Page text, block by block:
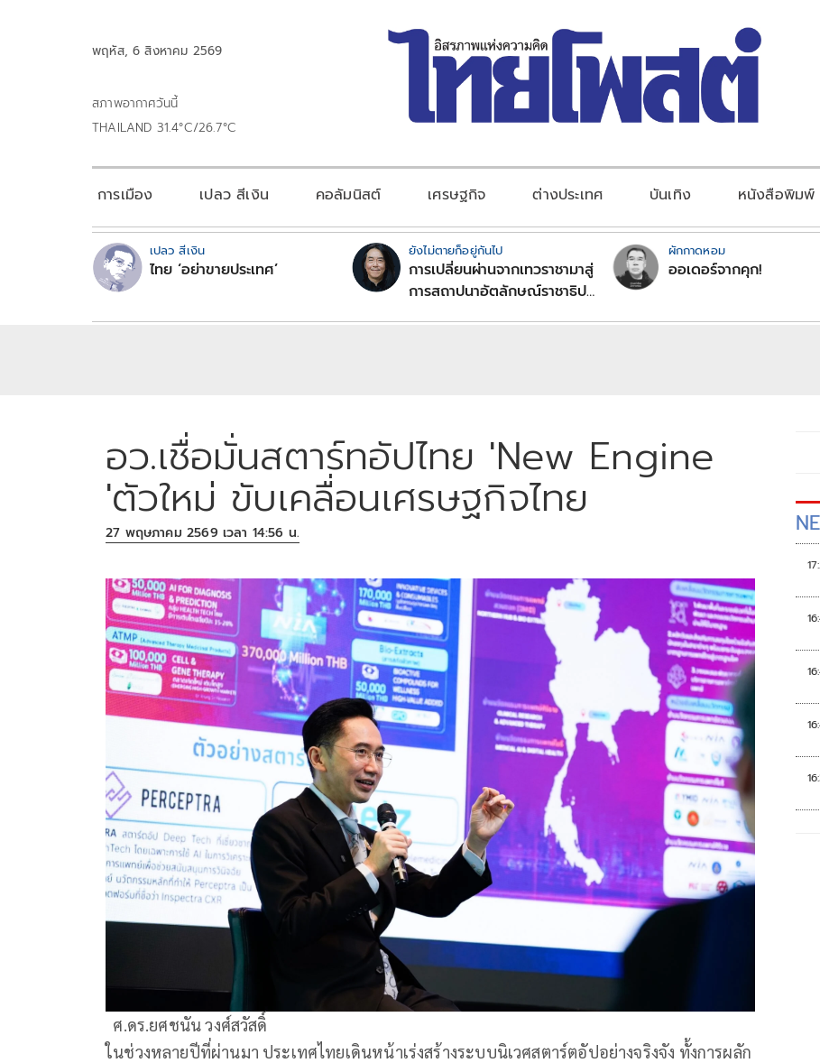
พฤหัส, 6 สิงหาคม 2569
สภาพอากาศวันนี้
THAILAND 31.4°C/26.7°C
การเมือง เปลว สีเงิน คอลัมนิสต์ เศรษฐกิจ ต่างประเทศ บันเทิง หนังสือพิมพ์
เปลว สีเงิน
ไทย ‘อย่าขายประเทศ’
ยังไม่ตายก็อยู่กันไป
การเปลี่ยนผ่านจากเทวราชามาสู่
การสถาปนาอัตลักษณ์ราชาธิป
ผักกาดหอม
ออเดอร์จากคุก!
อว.เชื่อมั่นสตาร์ทอัปไทย 'New Engine
'ตัวใหม่ ขับเคลื่อนเศรษฐกิจไทย
27 พฤษภาคม 2569 เวลา 14:56 น.
ศ.ดร.ยศชนัน วงศ์สวัสดิ์
ในช่วงหลายปีที่ผ่านมา ประเทศไทยเดินหน้าเร่งสร้างระบบนิเวศสตาร์ตอัปอย่างจริงจัง ทั้งการผลัก